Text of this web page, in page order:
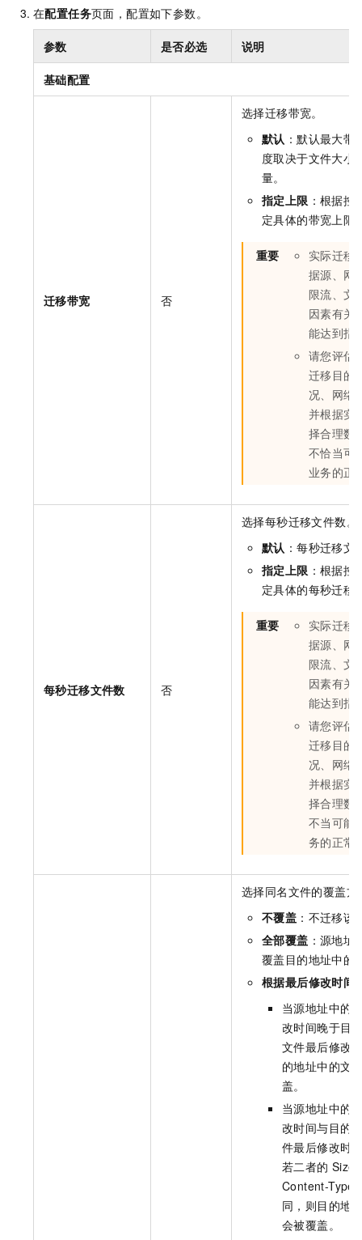
在配置任务页面，配置如下参数。
参数 是否必选 说明
基础配置
迁移带宽 否
选择迁移带宽。
默认 ：默认最大带
度取决于文件大小
量。
指定上限 ：根据控
定具体的带宽上限
重要
实际迁移
据源、网
限流、文
因素有关
能达到指
请您评估
迁移目的
况、网络
并根据实
择合理数
不恰当可
业务的正
每秒迁移文件数 否
选择每秒迁移文件数。
默认 ：每秒迁移文
指定上限 ：根据控
定具体的每秒迁移
重要
实际迁移
据源、网
限流、文
因素有关
能达到指
请您评估
迁移目的
况、网络
并根据实
择合理数
不当可能
务的正常
选择同名文件的覆盖方
不覆盖 ：不迁移该
全部覆盖 ：源地址
覆盖目的地址中的
根据最后修改时间
当源地址中的
改时间晚于目
文件最后修改
的地址中的文
盖。
当源地址中的
改时间与目的
件最后修改时
若二者的 Size
Content-Type
同，则目的地
会被覆盖。